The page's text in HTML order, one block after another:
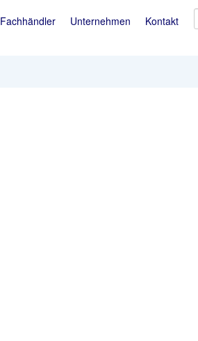
Fachhändler Unternehmen Kontakt